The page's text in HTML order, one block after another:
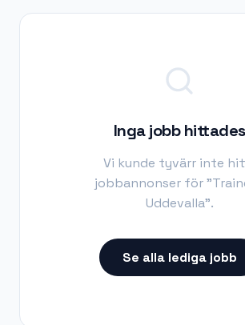
Inga jobb hittades
Vi kunde tyvärr inte
jobbannonser för "
Uddevalla".
Se alla lediga jobb